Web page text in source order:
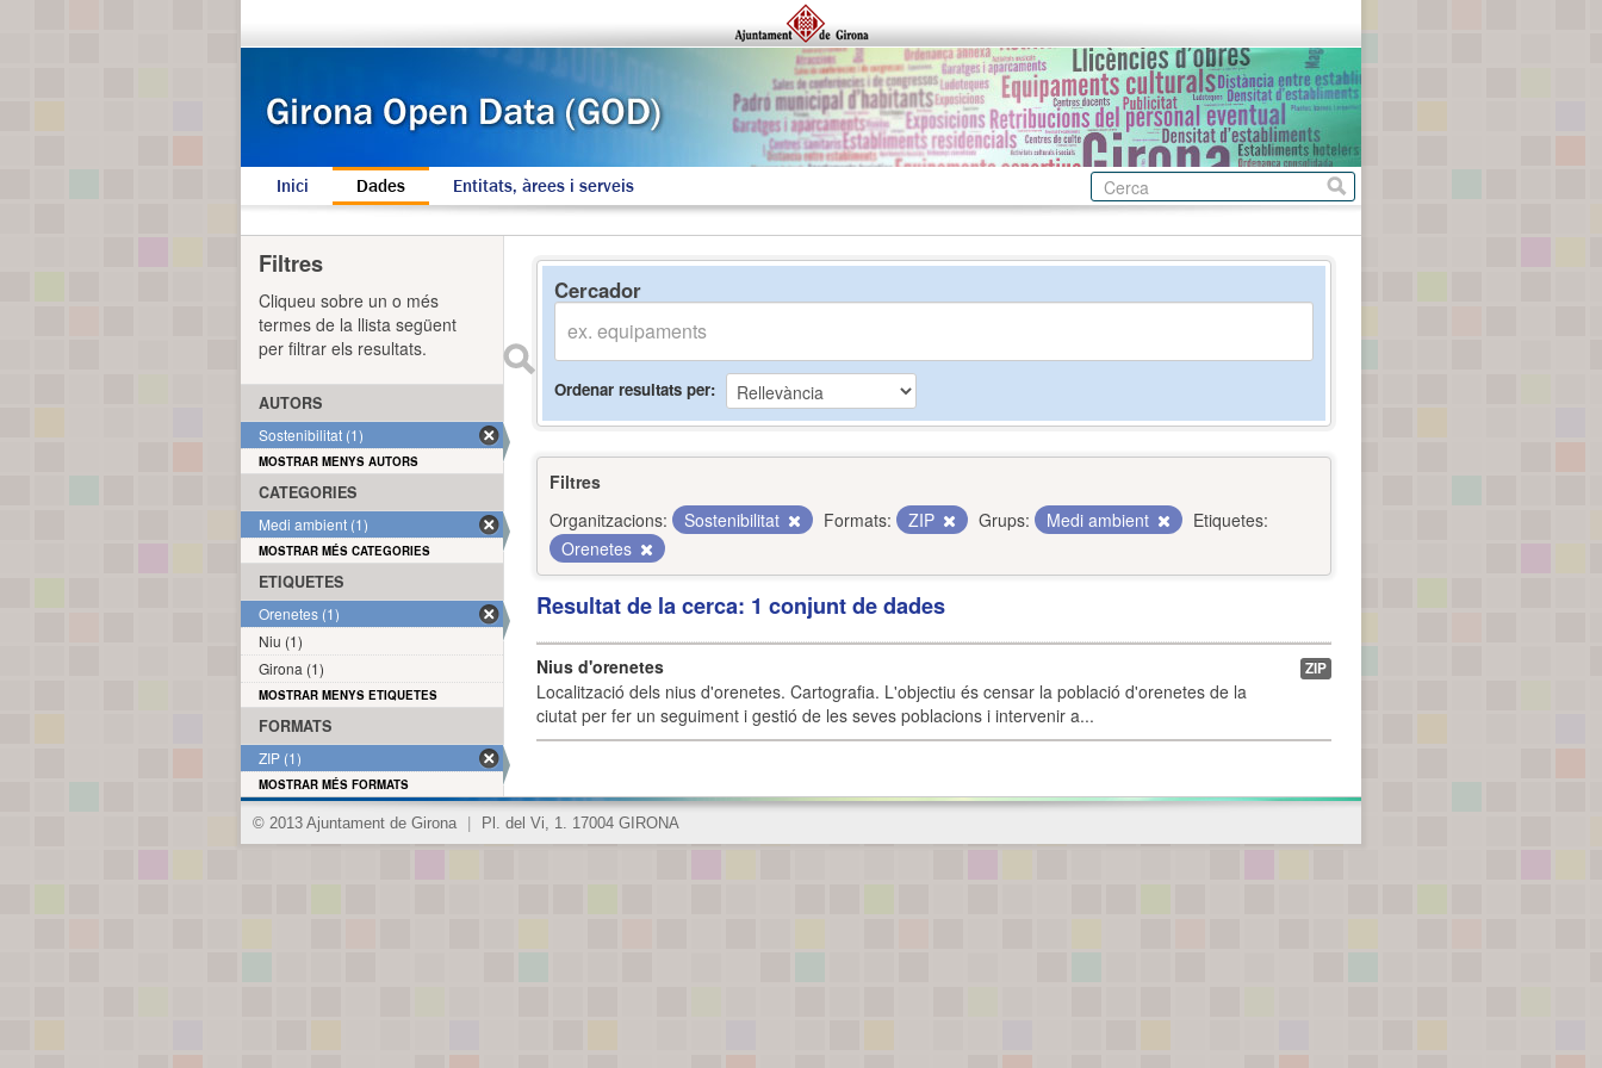
Inici Dades Entitats, àrees i serveis
Cercador
Ordenar resultats per
Filtres
Organitzacions:
Sostenibilitat Formats: ZIP Grups: Medi ambient
Etiquetes:
Orenetes
Resultat de la cerca: 1 conjunt de dades
Nius d'orenetes
Localització dels nius d'orenetes. Cartografia. L'objectiu és censar la població d'orenetes de la
ciutat per fer un seguiment i gestió de les seves poblacions i intervenir a...
ZIP
Filtres
Cliqueu sobre un o més
termes de la llista següent
per filtrar els resultats.
AUTORS
Sostenibilitat (1)
MOSTRAR MENYS AUTORS
CATEGORIES
Medi ambient (1)
MOSTRAR MÉS CATEGORIES
ETIQUETES
Orenetes (1)
Niu (1)
Girona (1)
MOSTRAR MENYS ETIQUETES
FORMATS
ZIP (1)
MOSTRAR MÉS FORMATS
© 2013 Ajuntament de Girona Pl. del Vi, 1. 17004 GIRONA